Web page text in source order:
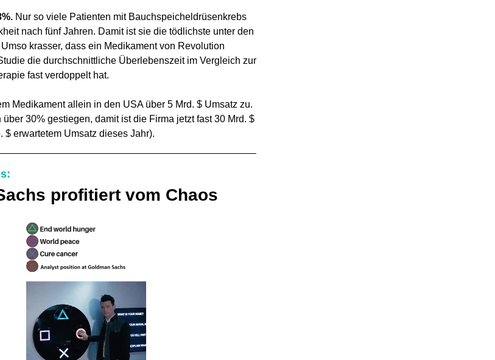
Nur so viele Patienten mit Bauchspeicheldrüsenkrebs
nach fünf Jahren. Damit ist sie die tödlichste unter den
krasser, dass ein Medikament von Revolution
die durchschnittliche Überlebenszeit im Vergleich zur
fast verdoppelt hat.
Medikament allein in den USA über 5 Mrd. $ Umsatz zu.
über 30% gestiegen, damit ist die Firma jetzt fast 30 Mrd. $
$ erwartetem Umsatz dieses Jahr).
profitiert vom Chaos